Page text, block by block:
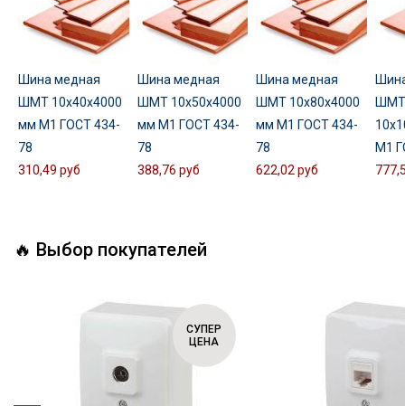
Шина медная
ШМТ 10х40х4000
мм М1 ГОСТ 434-
78
310,49 руб
Шина медная
ШМТ 10х50х4000
мм М1 ГОСТ 434-
78
388,76 руб
Шина медная
ШМТ 10х80х4000
мм М1 ГОСТ 434-
78
622,02 руб
ШМТ
М1
🔥 Выбор покупателей
СУПЕР
ЦЕНА